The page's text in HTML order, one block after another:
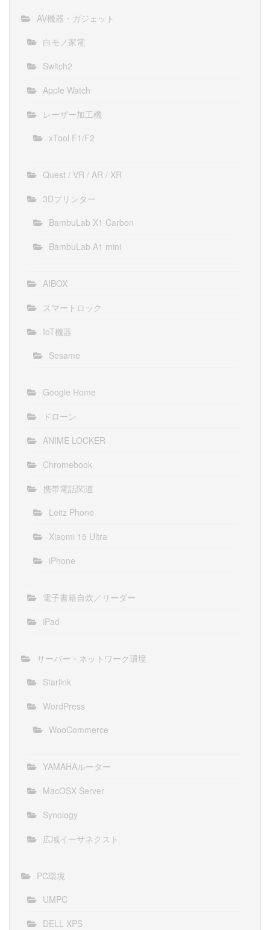
AV機器・ガジェット
白モノ家電
Switch2
Apple Watch
レーザー加工機
xTool F1/F2
Quest / VR / AR / XR
3Dプリンター
BambuLab X1 Carbon
BambuLab A1 mini
AIBOX
スマートロック
IoT機器
Sesame
Google Home
ドローン
ANIME LOCKER
Chromebook
携帯電話関連
Leitz Phone
Xiaomi 15 Ultra
iPhone
電子書籍自炊／リーダー
iPad
サーバー・ネットワーク環境
Starlink
WordPress
WooCommerce
YAMAHAルーター
MacOSX Server
Synology
広域イーサネクスト
PC環境
UMPC
DELL XPS